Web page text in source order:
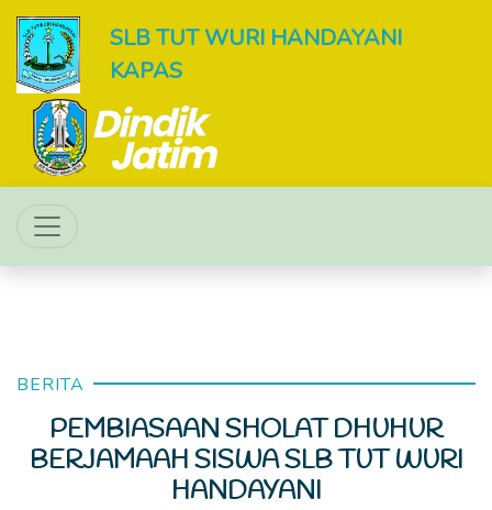
SLB TUT WURI HANDAYANI
KAPAS
BERITA
PEMBIASAAN SHOLAT DHUHUR
BERJAMAAH SISWA SLB TUT WURI
HANDAYANI